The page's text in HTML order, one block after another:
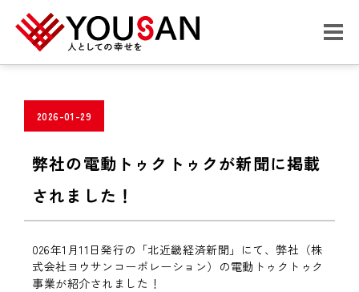
2026-01-29
弊社の電動トゥクトゥクが新聞に掲載
されました！
026年1月11日発行の「北近畿経済新聞」 にて、弊社（株
式会社ヨウサンコーポレーション）の電動トゥクトゥク
事業が紹介されました！